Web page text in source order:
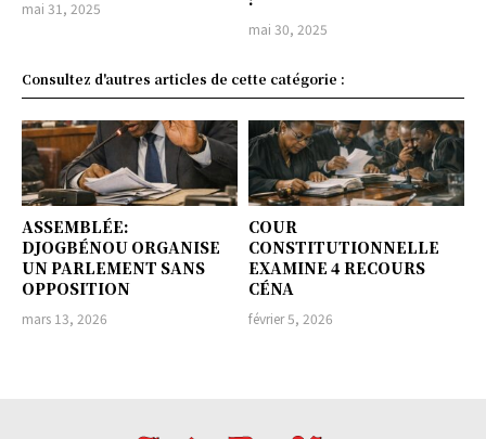
mai 31, 2025
mai 30, 2025
Consultez d'autres articles de cette catégorie :
ASSEMBLÉE:
DJOGBÉNOU ORGANISE
UN PARLEMENT SANS
OPPOSITION
mars 13, 2026
COUR
CONSTITUTIONNELLE
EXAMINE 4 RECOURS
CÉNA
février 5, 2026